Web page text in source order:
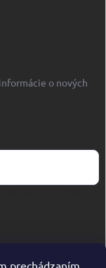
prechádzaním
o nových